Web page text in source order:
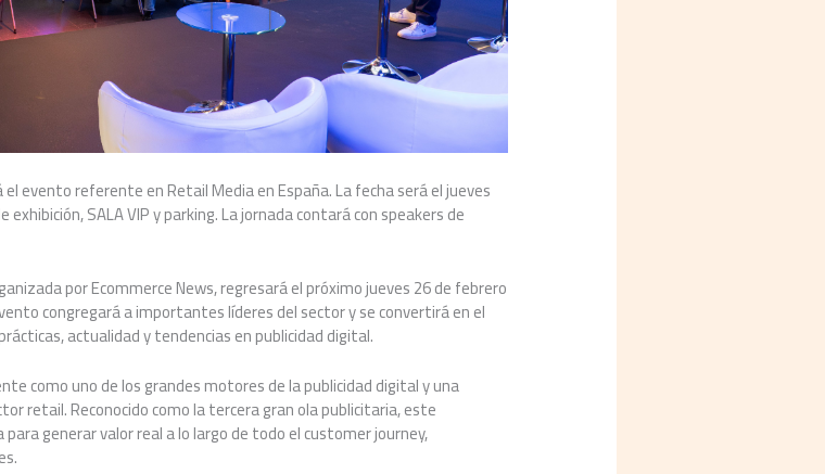
evento referente en Retail Media en España. La fecha será el jueves
SALA VIP y parking. La jornada contará con speakers de
por Ecommerce News, regresará el próximo jueves 26 de febrero
congregará a importantes líderes del sector y se convertirá en el
actualidad y tendencias en publicidad digital.
como uno de los grandes motores de la publicidad digital y una
retail. Reconocido como la tercera gran ola publicitaria, este
generar valor real a lo largo de todo el customer journey,